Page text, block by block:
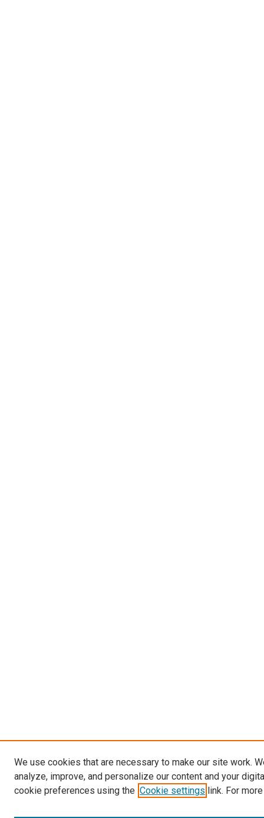
We use cookies that are necessary to make our site work.
analyze, improve, and personalize our content and your
cookie preferences using the Cookie settings link. For